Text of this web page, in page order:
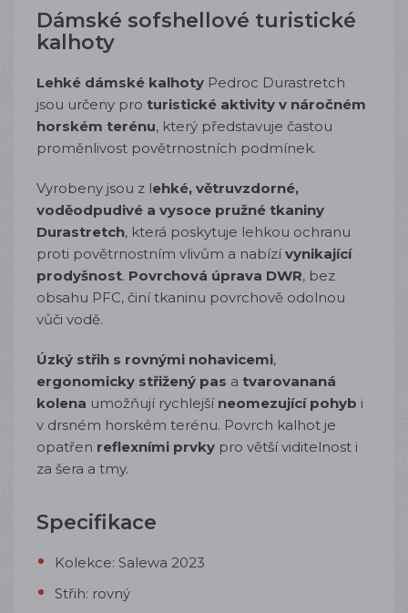
Dámské sofshellové turistické
kalhoty
Lehké dámské kalhoty Pedroc Durastretch
jsou určeny pro turistické aktivity v náročném
horském terénu, který představuje častou
proměnlivost povětrnostních podmínek.
Vyrobeny jsou z lehké, větruvzdorné,
voděodpudivé a vysoce pružné tkaniny
Durastretch, která poskytuje lehkou ochranu
proti povětrnostním vlivům a nabízívynikající
prodyšnost. Povrchová úprava DWR, bez
obsahu PFC, činí tkaninu povrchově odolnou
vůči vodě.
Úzký střih s rovnými nohavicemi,
ergonomicky střižený pas a tvarovananá
kolena umožňují rychlejší neomezující pohyb i
v drsném horském terénu. Povrch kalhot je
opatřen reflexními prvky pro větší viditelnost i
za šera a tmy.
Specifikace
Kolekce: Salewa 2023
Střih: rovný